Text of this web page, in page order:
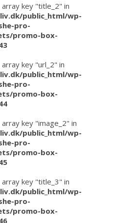
key "title_2" in
public_html/wp-
pro-
promo-box-
key "url_2" in
public_html/wp-
pro-
promo-box-
key "image_2" in
public_html/wp-
pro-
promo-box-
key "title_3" in
public_html/wp-
pro-
promo-box-